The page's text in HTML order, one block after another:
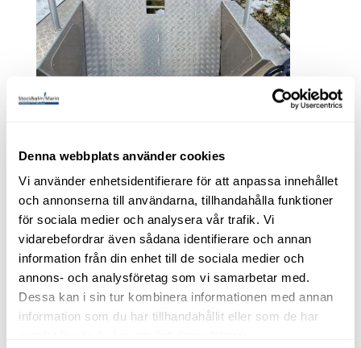
Denna webbplats använder cookies
Vi använder enhetsidentifierare för att anpassa innehållet
och annonserna till användarna, tillhandahålla funktioner
för sociala medier och analysera vår trafik. Vi
vidarebefordrar även sådana identifierare och annan
information från din enhet till de sociala medier och
annons- och analysföretag som vi samarbetar med.
Dessa kan i sin tur kombinera informationen med annan
information som du har tillhandahållit eller som de har
Suzuki DF350 - 2020.
Specialbeställd 50 cm
längre framför hytt.
Såld!
Stockholm
Hyttbåt
Suzuki DF350, 2020
Begagnad